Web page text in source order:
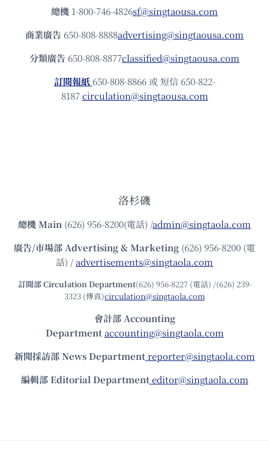
總機 1-800-746-4826sf@singtaousa.com
商業廣告 650-808-8888advertising@singtaousa.com
分類廣告 650-808-8877classified@singtaousa.com
訂閱報紙 650-808-8866 或 短信 650-822-
8187circulation@singtaousa.com
洛杉磯
總機Main (626) 956-8200(電話) /admin@singtaola.com
廣告/市場部Advertising & Marketing (626) 956-8200 (電
話) /advertisements@singtaola.com
訂閱部 Circulation Department(626) 956-8227 (電話) /(626) 239-
3323 (傳真)circulation@singtaola.com
會計部 Accounting
Department accounting@singtaola.com
新聞採訪部 News Department reporter@singtaola.com
編輯部 Editorial Department editor@singtaola.com